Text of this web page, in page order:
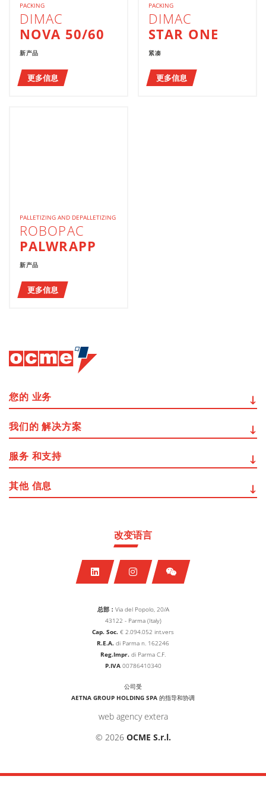
PACKING
DIMAC
NOVA 50/60
新产品
更多信息
PACKING
DIMAC
STAR ONE
紧凑
更多信息
PALLETIZING AND DEPALLETIZING
ROBOPAC
PALWRAPP
新产品
更多信息
总部： Via del Popolo, 20/A
43122 - Parma (Italy)
Cap. Soc. € 2.094.052 int.vers
R.E.A. di Parma n. 162246
Reg.Impr. di Parma C.F.
P.IVA00786410340
公司受
AETNA GROUP HOLDING SPA 的指导和协调
web agency extera
© 2026 OCME S.r.l.
改变语言
您的 业务
我们的 解决方案
服务 和支持
其他 信息